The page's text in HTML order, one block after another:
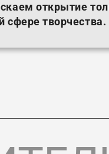
открытие
сфере творчества.